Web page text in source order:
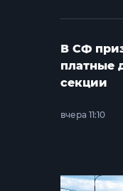
В СФ
платные
секции
вчера 11:10